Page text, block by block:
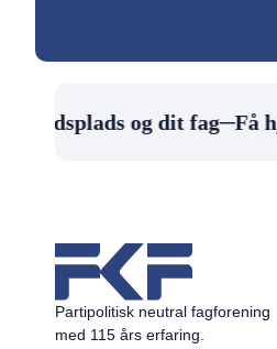
og dit fag─Få
Partipolitisk neutral fagforening
med 115 års erfaring.